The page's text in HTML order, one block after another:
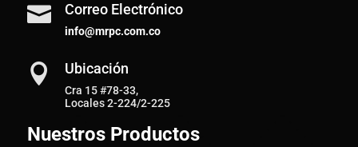
 Correo Electrónico
info@mrpc.com.co
 Ubicación
Cra 15 #78-33,
Locales 2-224/2-225
Nuestros Productos